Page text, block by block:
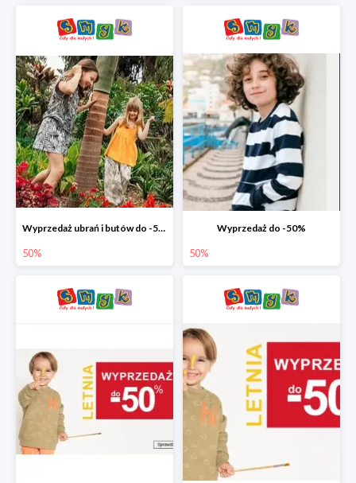
Wyprzedaż ubrań i butów do -50%
50%
Wyprzedaż do -50%
50%